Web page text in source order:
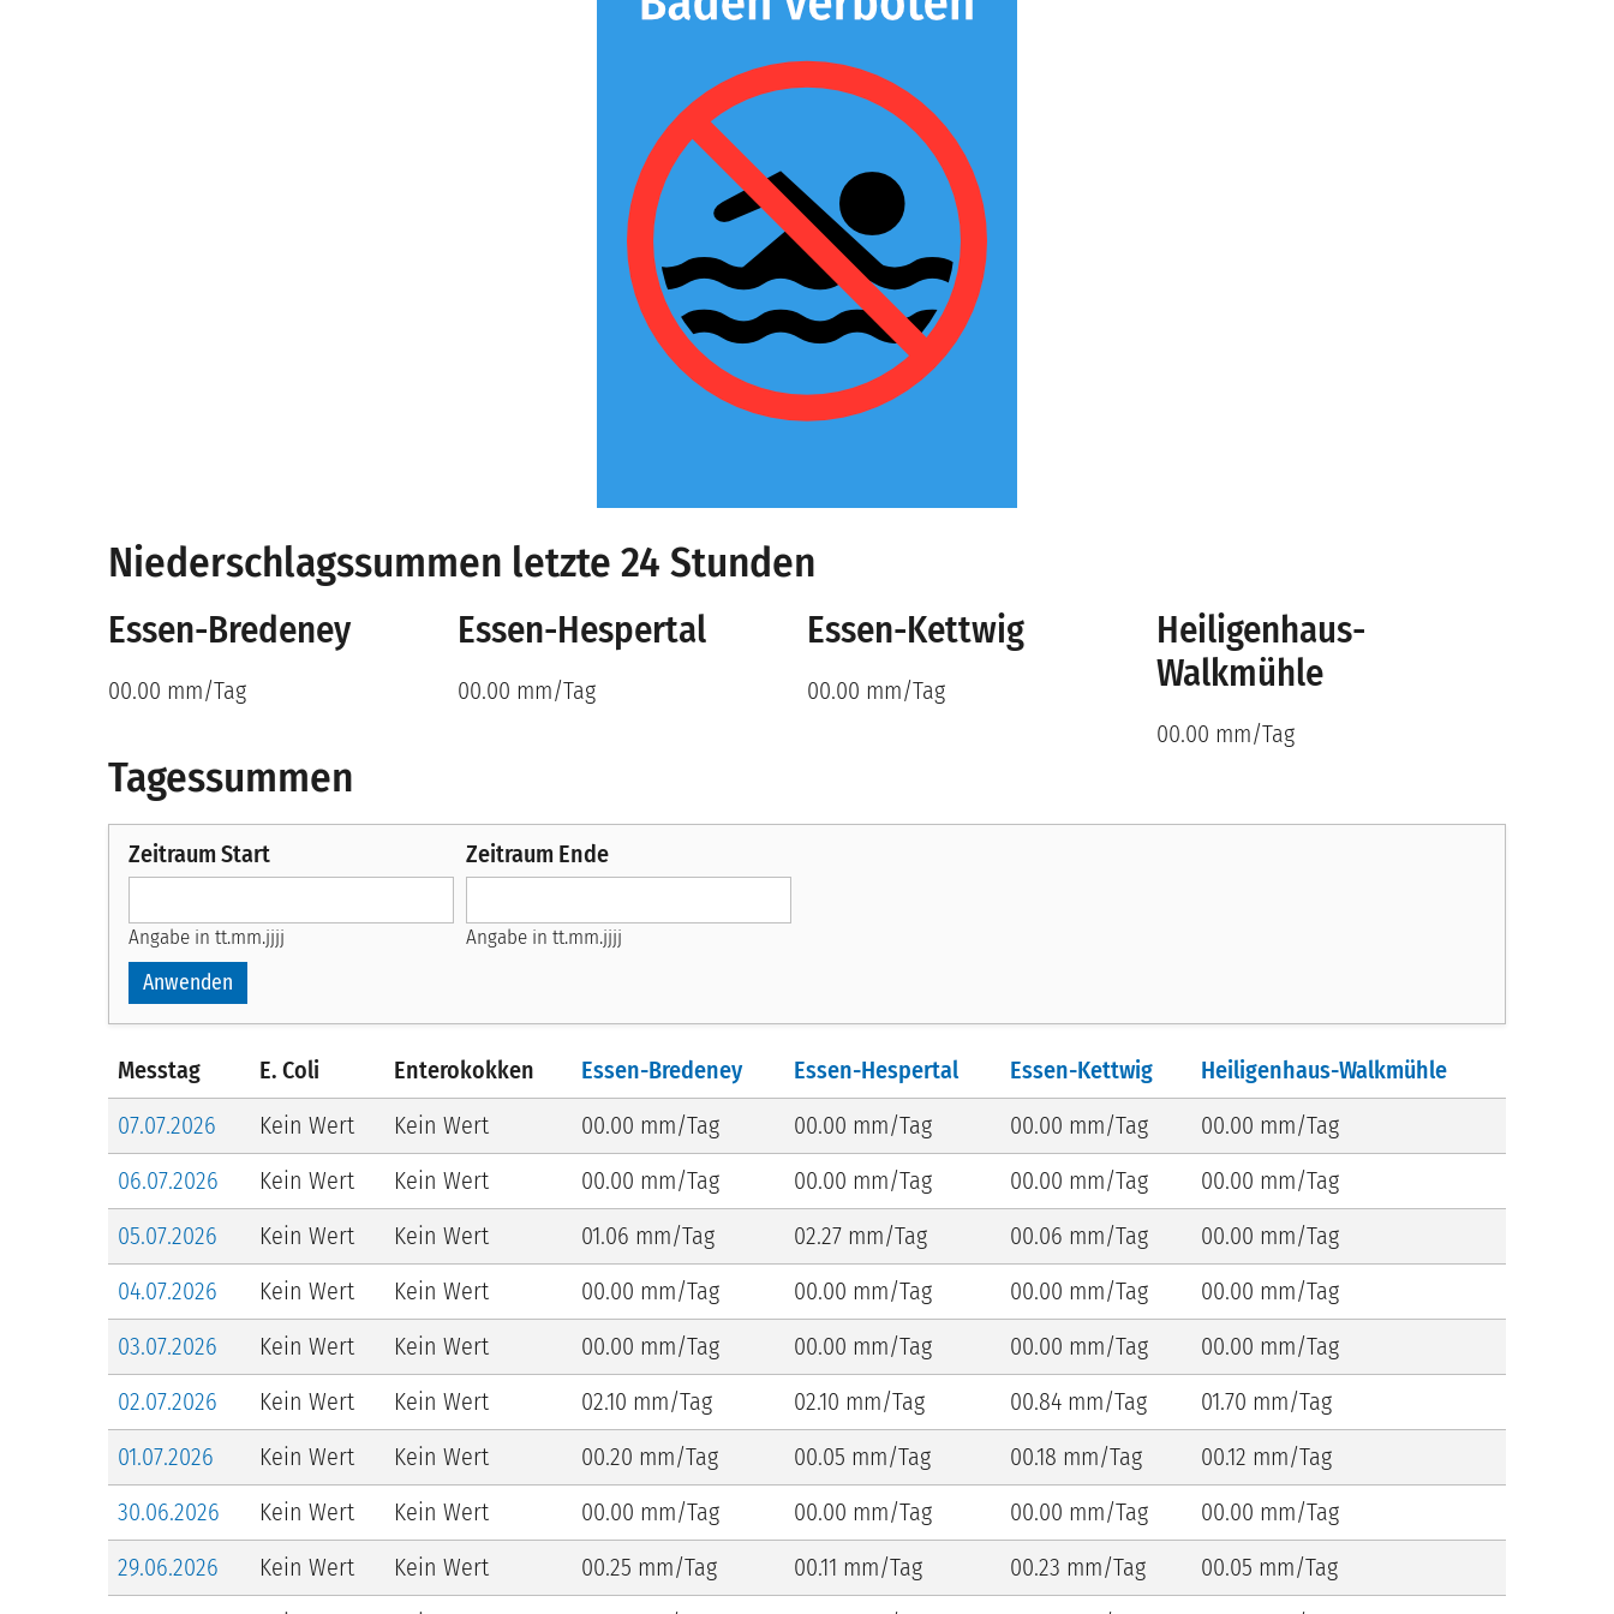
Niederschlagssummen letzte 24 Stunden
Essen-Bredeney
00.00 mm/Tag
Essen-Hespertal
00.00 mm/Tag
Essen-Kettwig
00.00 mm/Tag
Heiligenhaus-
Walkmühle
00.00 mm/Tag
Tagessummen
Zeitraum Start
Angabe in tt.mm.jjjj
Zeitraum Ende
Angabe in tt.mm.jjjj
Messtag E. Coli Enterokokken Essen-Bredeney Essen-Hespertal Essen-Kettwig
Heiligenhaus-Walkmühle
07.07.2026
Kein Wert Kein Wert 00.00 mm/Tag 00.00 mm/Tag 00.00 mm/Tag
00.00 mm/Tag
06.07.2026
Kein Wert Kein Wert 00.00 mm/Tag 00.00 mm/Tag 00.00 mm/Tag
00.00 mm/Tag
05.07.2026
Kein Wert Kein Wert 01.06 mm/Tag 02.27 mm/Tag 00.06 mm/Tag
00.00 mm/Tag
04.07.2026
Kein Wert Kein Wert 00.00 mm/Tag 00.00 mm/Tag 00.00 mm/Tag
00.00 mm/Tag
03.07.2026
Kein Wert Kein Wert 00.00 mm/Tag 00.00 mm/Tag 00.00 mm/Tag
00.00 mm/Tag
02.07.2026
Kein Wert Kein Wert 02.10 mm/Tag 02.10 mm/Tag 00.84 mm/Tag
01.70 mm/Tag
01.07.2026
Kein Wert Kein Wert 00.20 mm/Tag 00.05 mm/Tag 00.18 mm/Tag
00.12 mm/Tag
30.06.2026
Kein Wert Kein Wert 00.00 mm/Tag 00.00 mm/Tag 00.00 mm/Tag
00.00 mm/Tag
29.06.2026
Kein Wert Kein Wert 00.25 mm/Tag 00.11 mm/Tag 00.23 mm/Tag
00.05 mm/Tag